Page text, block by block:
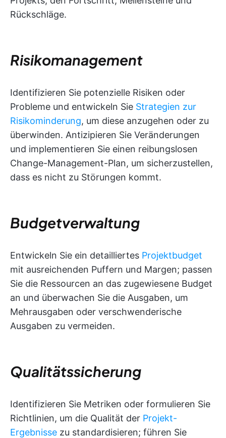
Rückschläge.
Risikomanagement
Identifizieren Sie potenzielle Risiken oder
Probleme und entwickeln Sie Strategien zur
Risikominderung, um diese anzugehen oder zu
überwinden. Antizipieren Sie Veränderungen
und implementieren Sie einen reibungslosen
Change-Management-Plan, um sicherzustellen,
dass es nicht zu Störungen kommt.
Budgetverwaltung
Entwickeln Sie ein detailliertes Projektbudget
mit ausreichenden Puffern und Margen; passen
Sie die Ressourcen an das zugewiesene Budget
an und überwachen Sie die Ausgaben, um
Mehrausgaben oder verschwenderische
Ausgaben zu vermeiden.
Qualitätssicherung
Identifizieren Sie Metriken oder formulieren Sie
Richtlinien, um die Qualität der Projekt-
Ergebnisse zu standardisieren; führen Sie